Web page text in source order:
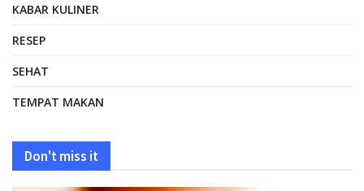
KABAR KULINER
RESEP
SEHAT
TEMPAT MAKAN
Don't miss it